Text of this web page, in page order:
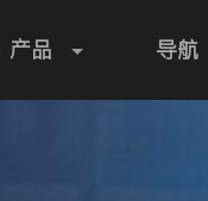
产品 导航